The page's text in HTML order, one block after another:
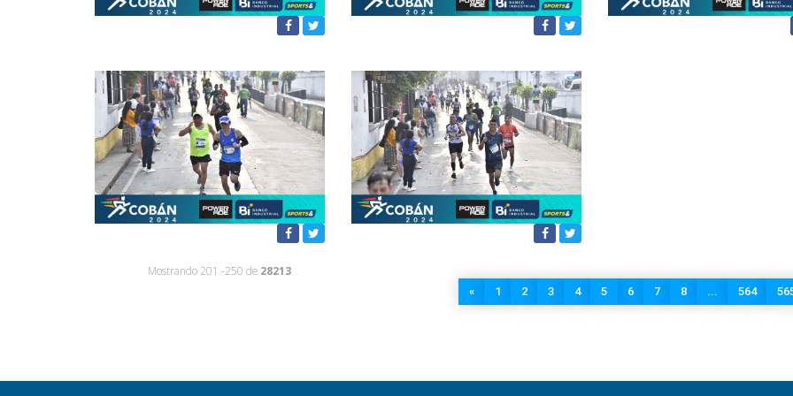
Mostrando 201 -250 de 28213
« 1 2 3 4 5 6 7 8 ... 564